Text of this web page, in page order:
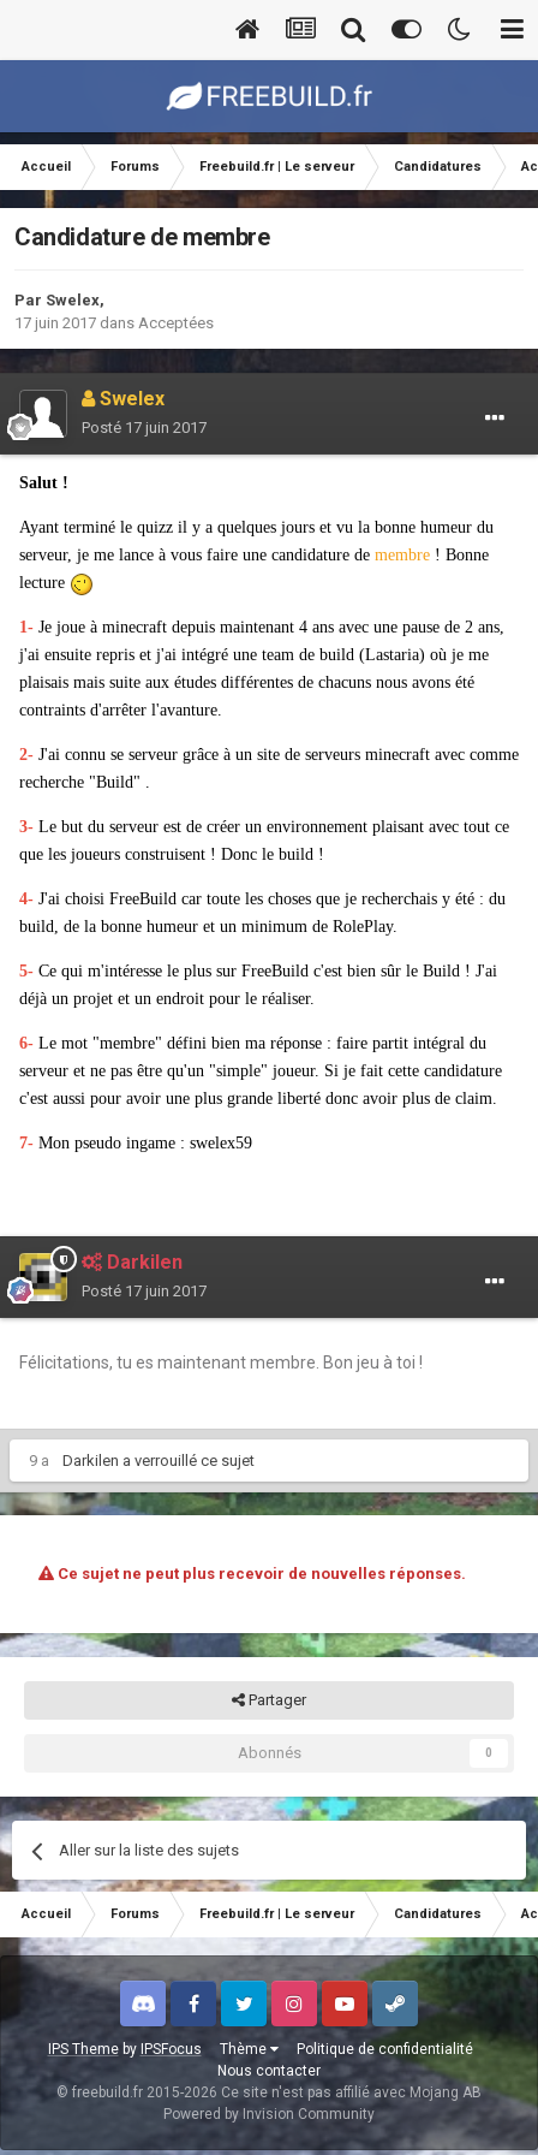
Accueil Forums Freebuild.fr | Le serveur Candidatures
Candidature de membre
Par Swelex,
17 juin 2017 dans Acceptées
Swelex
Posté 17 juin 2017
Salut !
Ayant terminé le quizz il y a quelques jours et vu la bonne humeur du
serveur, je me lance à vous faire une candidature de membre ! Bonne
lecture
1- Je joue à minecraft depuis maintenant 4 ans avec une pause de 2 ans,
j'ai ensuite repris et j'ai intégré une team de build (Lastaria) où je me
plaisais mais suite aux études différentes de chacuns nous avons été
contraints d'arrêter l'avanture.
2- J'ai connu se serveur grâce à un site de serveurs minecraft avec comme
recherche "Build" .
3- Le but du serveur est de créer un environnement plaisant avec tout ce
que les joueurs construisent ! Donc le build !
4- J'ai choisi FreeBuild car toute les choses que je recherchais y été : du
build, de la bonne humeur et un minimum de RolePlay.
5- Ce qui m'intéresse le plus sur FreeBuild c'est bien sûr le Build ! J'ai
déjà un projet et un endroit pour le réaliser.
6- Le mot "membre" défini bien ma réponse : faire partit intégral du
serveur et ne pas être qu'un "simple" joueur. Si je fait cette candidature
c'est aussi pour avoir une plus grande liberté donc avoir plus de claim.
7- Mon pseudo ingame : swelex59
Darkilen
Posté 17 juin 2017
Félicitations, tu es maintenant membre. Bon jeu à toi !
9 a Darkilen a verrouillé ce sujet
Ce sujet ne peut plus recevoir de nouvelles réponses.
Partager
Abonnés 0
Aller sur la liste des sujets
Accueil Forums Freebuild.fr | Le serveur Candidatures
IPS Themeby IPSFocus Thème
Politique de confidentialité
Nous contacter
Discord FacebookTwitter InstagramYoutubeSteam
© freebuild.fr 2015-2026 Ce site n'est pas affilié avec Mojang AB
Powered by Invision Community